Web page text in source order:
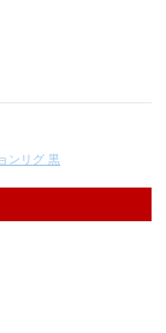
ンリグ 黒